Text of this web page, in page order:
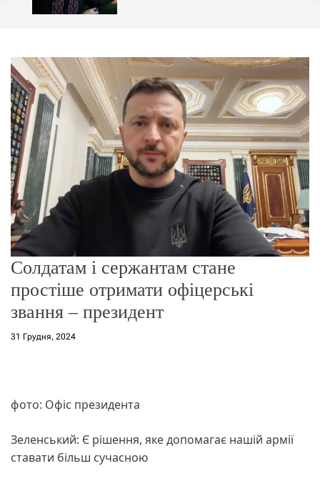
р
е
ж
и
м
у
Солдатам і сержантам стане
простіше отримати офіцерські
звання – президент
31 Грудня, 2024
фото: Офіс президента
Зеленський: Є рішення, яке допомагає нашій армії
ставати більш сучасною